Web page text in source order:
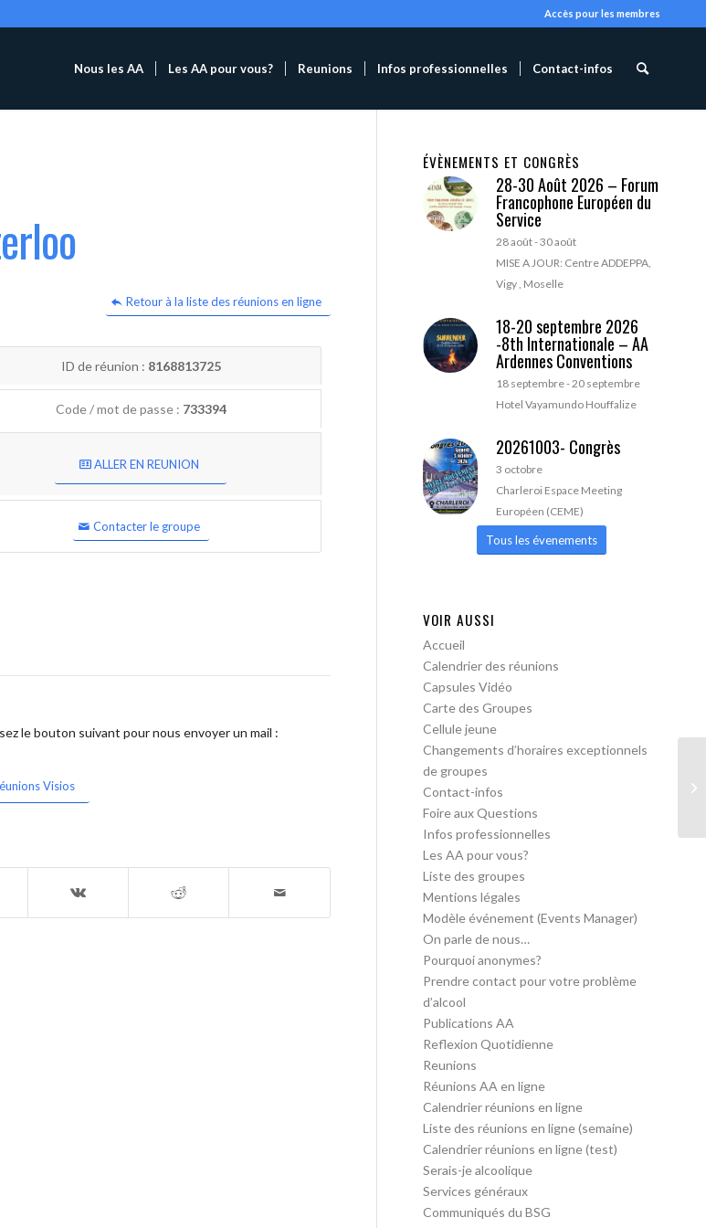
Accès pour les membres
Nous les AA Les AA pour vous? Reunions Infos professionnelles Contact-infos
Retour à la liste des réunions en ligne
ID de réunion : 8168813725
Code / mot de passe : 733394
ALLER EN REUNION
Contacter le groupe
le bouton suivant pour nous envoyer un mail :
Visios
ÉVÈNEMENTS ET CONGRÈS
28-30 Août 2026 – Forum
Francophone Européen du
Service
28 août-30 août
MISE A JOUR: Centre ADDEPPA,
Vigy , Moselle
18-20 septembre 2026
-8th Internationale – AA
Ardennes Conventions
18 septembre-20 septembre
Hotel Vayamundo Houffalize
20261003- Congrès
3 octobre
Charleroi Espace Meeting
Européen (CEME)
Tous les évenements
VOIR AUSSI
Accueil
Calendrier des réunions
Capsules Vidéo
Carte des Groupes
Cellule jeune
Changements d’horaires exceptionnels
de groupes
Contact-infos
Foire aux Questions
Infos professionnelles
Les AA pour vous?
Liste des groupes
Mentions légales
Modèle événement (Events Manager)
On parle de nous…
Pourquoi anonymes?
Prendre contact pour votre problème
d’alcool
Publications AA
Reflexion Quotidienne
Reunions
Réunions AA en ligne
Calendrier réunions en ligne
Liste des réunions en ligne (semaine)
Calendrier réunions en ligne (test)
Serais-je alcoolique
Services généraux
Communiqués du BSG